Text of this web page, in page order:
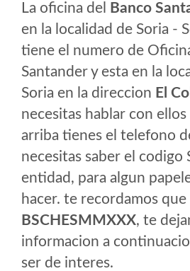
La oficina del Banco
en la localidad de Soria -
tiene el numero de
Santander y esta en la
Soria en la direccion El
necesitas hablar con
arriba tienes el telefono
necesitas saber el codigo
entidad, para algun
hacer. te recordamos que
BSCHESMMXXX, te
informacion a
ser de interes.